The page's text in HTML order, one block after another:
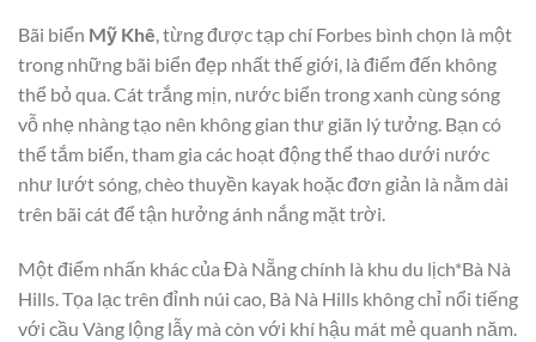
Bãi biển Mỹ Khê, từng được tạp chí Forbes bình chọn là một
trong những bãi biển đẹp nhất thế giới, là điểm đến không
thể bỏ qua. Cát trắng mịn, nước biển trong xanh cùng sóng
vỗ nhẹ nhàng tạo nên không gian thư giãn lý tưởng. Bạn có
thể tắm biển, tham gia các hoạt động thể thao dưới nước
như lướt sóng, chèo thuyền kayak hoặc đơn giản là nằm dài
trên bãi cát để tận hưởng ánh nắng mặt trời.
Một điểm nhấn khác của Đà Nẵng chính là khu du lịch*Bà Nà
Hills. Tọa lạc trên đỉnh núi cao, Bà Nà Hills không chỉ nổi tiếng
với cầu Vàng lộng lẫy mà còn với khí hậu mát mẻ quanh năm.